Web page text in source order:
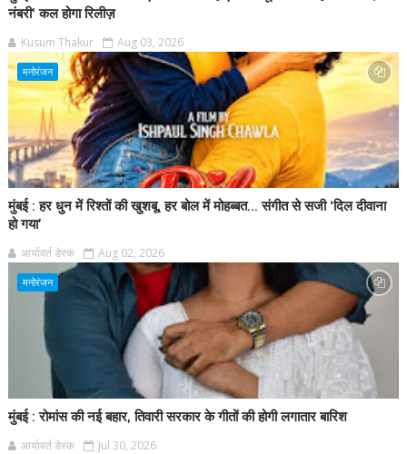
नंबरी' कल होगा रिलीज़
Kusum Thakur Aug 03, 2026
मनोरंजन
मुंबई : हर धुन में रिश्तों की खुशबू, हर बोल में मोहब्बत... संगीत से सजी ‘दिल दीवाना
हो गया’
आर्यावर्त डेस्क Aug 02, 2026
मनोरंजन
मुंबई : रोमांस की नई बहार, तिवारी सरकार के गीतों की होगी लगातार बारिश
आर्यावर्त डेस्क Jul 30, 2026